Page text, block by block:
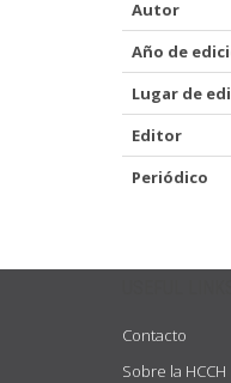
Autor
Año de
Lugar de
Editor
Periódico
Contacto
Sobre la HCCH